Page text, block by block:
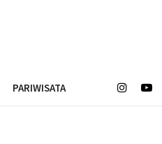
PARIWISATA